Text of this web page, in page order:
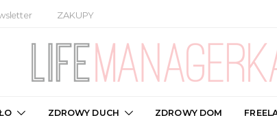
ZAKUPY
ZDROWY DUCH ZDROWY DOM